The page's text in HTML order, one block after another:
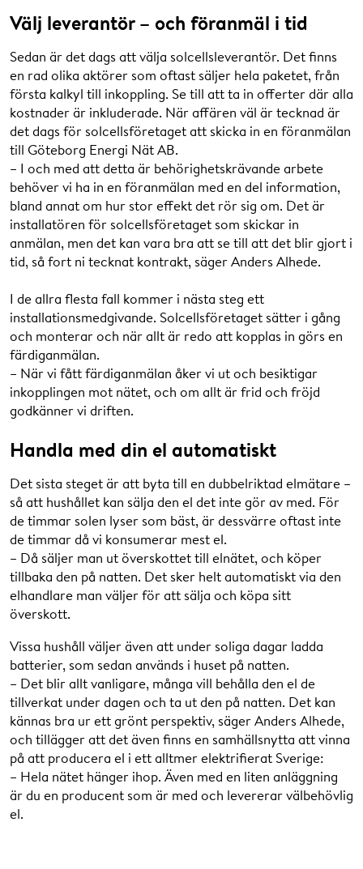
Välj leverantör – och föranmäl i tid
Sedan är det dags att välja solcellsleverantör. Det finns
en rad olika aktörer som oftast säljer hela paketet, från
första kalkyl till inkoppling. Se till att ta in offerter där alla
kostnader är inkluderade. När affären väl är tecknad är
det dags för solcellsföretaget att skicka in en föranmälan
till Göteborg Energi Nät AB.
– I och med att detta är behörighetskrävande arbete
behöver vi ha in en föranmälan med en del information,
bland annat om hur stor effekt det rör sig om. Det är
installatören för solcellsföretaget som skickar in
anmälan, men det kan vara bra att se till att det blir gjort i
tid, så fort ni tecknat kontrakt, säger Anders Alhede.
I de allra flesta fall kommer i nästa steg ett
installationsmedgivande. Solcellsföretaget sätter i gång
och monterar och när allt är redo att kopplas in görs en
färdiganmälan.
– När vi fått färdiganmälan åker vi ut och besiktigar
inkopplingen mot nätet, och om allt är frid och fröjd
godkänner vi driften.
Handla med din el automatiskt
Det sista steget är att byta till en dubbelriktad elmätare –
så att hushållet kan sälja den el det inte gör av med. För
de timmar solen lyser som bäst, är dessvärre oftast inte
de timmar då vi konsumerar mest el.
– Då säljer man ut överskottet till elnätet, och köper
tillbaka den på natten. Det sker helt automatiskt via den
elhandlare man väljer för att sälja och köpa sitt
överskott.
Vissa hushåll väljer även att under soliga dagar ladda
batterier, som sedan används i huset på natten.
– Det blir allt vanligare, många vill behålla den el de
tillverkat under dagen och ta ut den på natten. Det kan
kännas bra ur ett grönt perspektiv, säger Anders Alhede,
och tillägger att det även finns en samhällsnytta att vinna
på att producera el i ett alltmer elektrifierat Sverige:
– Hela nätet hänger ihop. Även med en liten anläggning
är du en producent som är med och levererar välbehövlig
el.